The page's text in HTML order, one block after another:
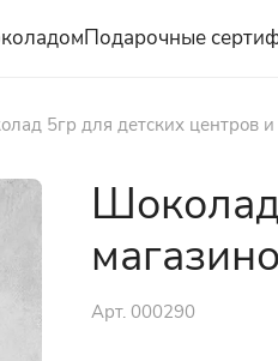
Подарочные
5гр для детских центров
Арт. 000290